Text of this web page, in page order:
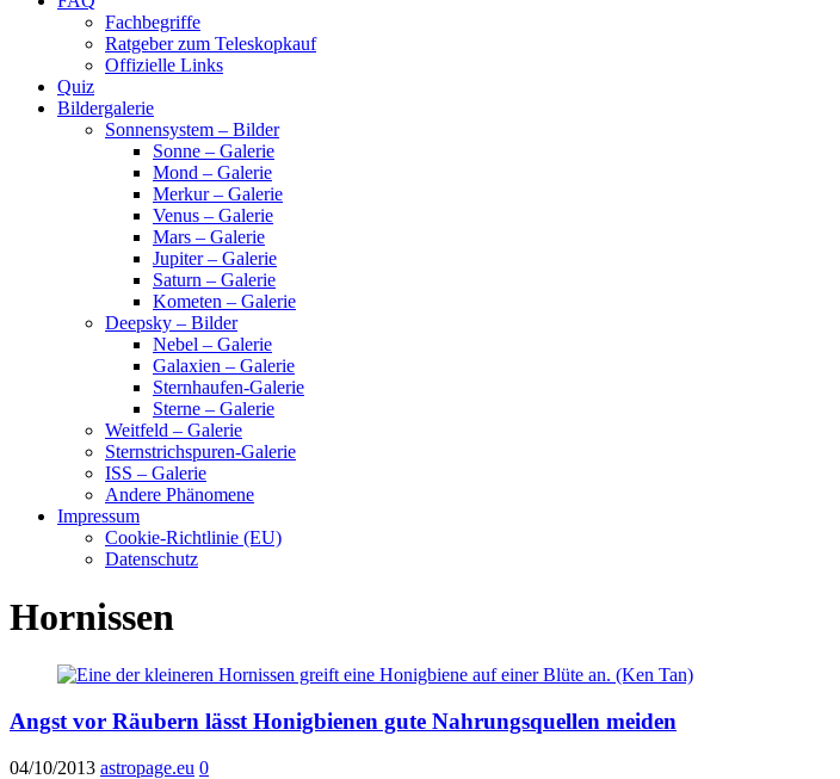
Fachbegriffe
Ratgeber zum Teleskopkauf
Offizielle Links
Quiz
Bildergalerie
Sonnensystem – Bilder
Sonne – Galerie
Mond – Galerie
Merkur – Galerie
Venus – Galerie
Mars – Galerie
Jupiter – Galerie
Saturn – Galerie
Kometen – Galerie
Deepsky – Bilder
Nebel – Galerie
Galaxien – Galerie
Sternhaufen-Galerie
Sterne – Galerie
Weitfeld – Galerie
Sternstrichspuren-Galerie
ISS – Galerie
Andere Phänomene
Impressum
Cookie-Richtlinie (EU)
Datenschutz
Hornissen
Angst vor Räubern lässt Honigbienen gute Nahrungsquellen meiden
04/10/2013 astropage.eu 0